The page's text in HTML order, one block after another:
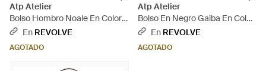
Atp Atelier
Bolso Hombro Noale En Color
Marrón Talla - Multicolor
En REVOLVE
AGOTADO
Atp Atelier
Bolso En Negro Gaiba En Color
Negro Talla - Negro
En REVOLVE
AGOTADO